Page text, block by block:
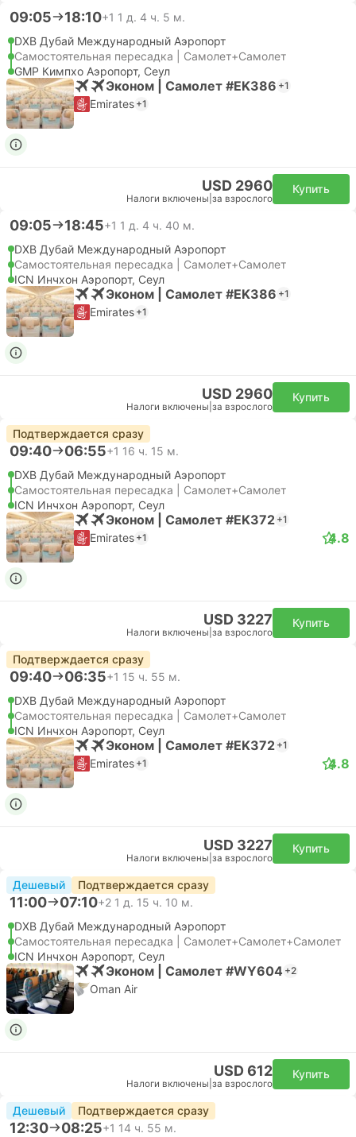
09:05 18:10+1 1 д. 4 ч. 5 м.
DXB Дубай Международный Аэропорт
Самостоятельная пересадка | Самолет+Самолет
GMP Кимпхо Аэропорт, Сеул
Эконом | Самолет #EK386 +1
Emirates +1
USD 2960
Налоги включены за взрослого
Купить
09:05 18:45+1 1 д. 4 ч. 40 м.
DXB Дубай Международный Аэропорт
Самостоятельная пересадка | Самолет+Самолет
ICN Инчхон Аэропорт, Сеул
Эконом | Самолет #EK386 +1
Emirates +1
USD 2960
Налоги включены за взрослого
Купить
Подтверждается сразу
09:40 06:55+1 16 ч. 15 м.
DXB Дубай Международный Аэропорт
Самостоятельная пересадка | Самолет+Самолет
ICN Инчхон Аэропорт, Сеул
Эконом | Самолет #EK372 +1
Emirates +1 4.8
USD 3227
Налоги включены за взрослого
Купить
Подтверждается сразу
09:40 06:35+1 15 ч. 55 м.
DXB Дубай Международный Аэропорт
Самостоятельная пересадка | Самолет+Самолет
ICN Инчхон Аэропорт, Сеул
Эконом | Самолет #EK372 +1
Emirates +1 4.8
USD 3227
Налоги включены за взрослого
Купить
Дешевый Подтверждается сразу
11:00 07:10+2 1 д. 15 ч. 10 м.
DXB Дубай Международный Аэропорт
Самостоятельная пересадка | Самолет+Самолет+Самолет
ICN Инчхон Аэропорт, Сеул
Эконом | Самолет #WY604 +2
Oman Air
USD 612
Налоги включены за взрослого
Купить
Дешевый Подтверждается сразу
12:30 08:25+1 14 ч. 55 м.